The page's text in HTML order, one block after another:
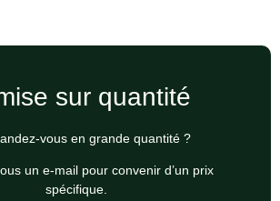
sur quantité
vous en grande quantité ?
un e-mail pour convenir d’un prix
spécifique.